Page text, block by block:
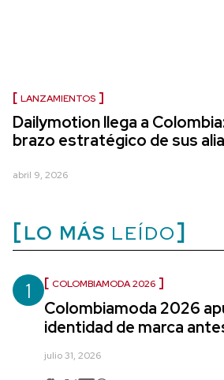
LANZAMIENTOS
Dailymotion llega a
brazo estratégico de sus
abril 9, 2026
LO MÁS LEÍDO
1 COLOMBIAMODA 2026
Colombiamoda 2026
identidad de marca
julio 31, 2026